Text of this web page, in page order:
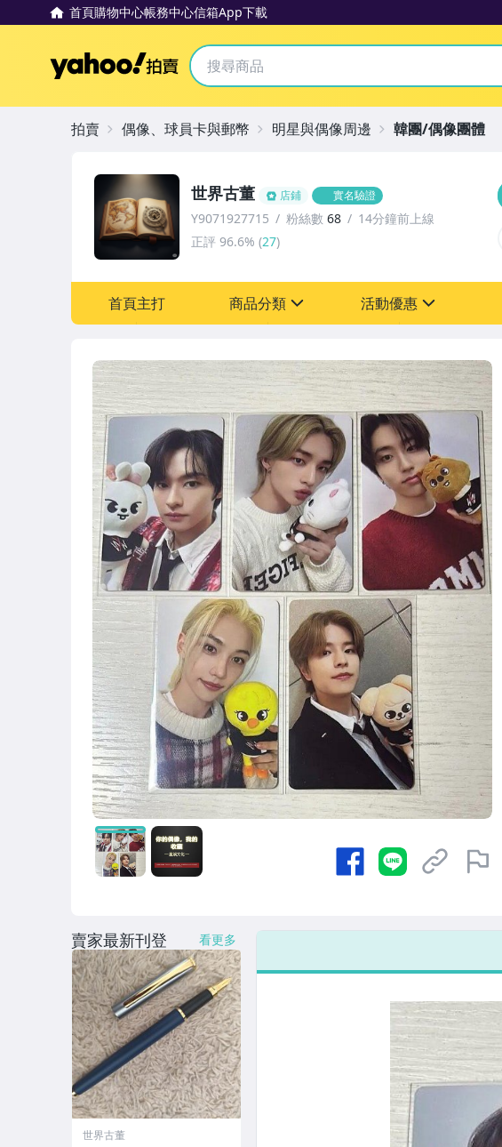
首頁購物中心帳務中心信箱App下載
Yahoo拍賣
世界古董 店鋪 實名驗證
Y9071927715 粉絲數 68
14分鐘前上線
正評 96.6% (27)
首頁主打 商品分類 活動優惠
[全店] 周年慶
拍賣 偶像、球員卡與郵幣 明星與偶像周邊 韓團/偶像團體
賣家最新刊登 看更多
世界古董